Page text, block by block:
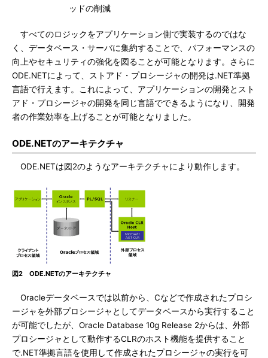
ッドの削減
すべてのロジックをアプリケーション側で実装するのではな
く、データベース・サーバに集約することで、パフォーマンスの
向上やセキュリティの強化を図ることが可能となります。さらに
ODE.NETによって、ストアド・プロシージャの開発は.NET準拠
言語で行えます。これによって、アプリケーションの開発とスト
アド・プロシージャの開発を同じ言語でできるようになり、開発
者の作業効率を上げることが可能となりました。
ODE.NETのアーキテクチャ
ODE.NETは図2のようなアーキテクチャにより動作します。
図2 ODE.NETのアーキテクチャ
Oracleデータベースでは以前から、Cなどで作成されたプロシ
ージャを外部プロシージャとしてデータベースから実行すること
が可能でしたが、Oracle Database 10g Release 2からは、外部
プロシージャとして動作するCLRのホスト機能を提供すること
で.NET準拠言語を使用して作成されたプロシージャの実行を可